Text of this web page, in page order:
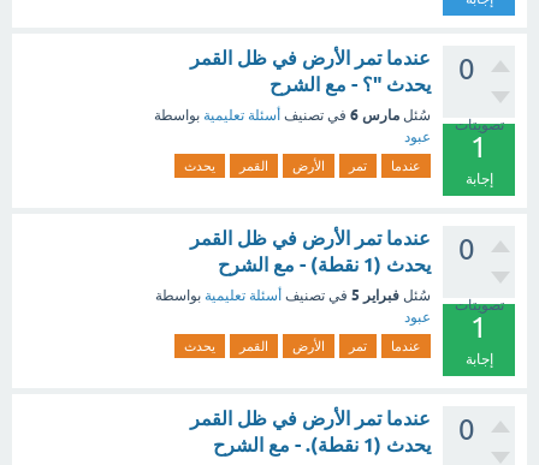
0
تصويتات
1
إجابة
عندما تمر الأرض في ظل القمر
يحدث "؟ - مع الشرح
سُئل مارس 6 في تصنيف أسئلة تعليمية بواسطة
عبود
عندما تمر الأرض القمر يحدث
0
تصويتات
1
إجابة
عندما تمر الأرض في ظل القمر
يحدث (1 نقطة) - مع الشرح
سُئل فبراير 5 في تصنيف أسئلة تعليمية بواسطة
عبود
عندما تمر الأرض القمر يحدث
0
عندما تمر الأرض في ظل القمر
يحدث (1 نقطة). - مع الشرح